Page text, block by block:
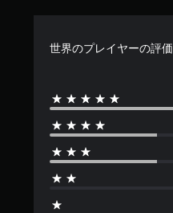
世界のプレイヤーの評価